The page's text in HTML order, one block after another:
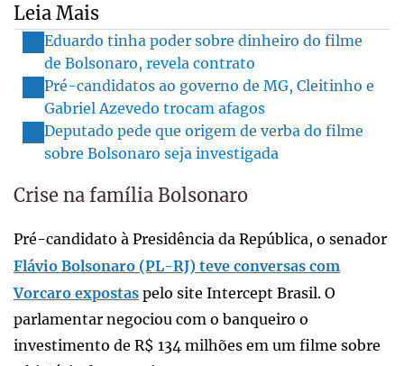
Leia Mais
Eduardo tinha poder sobre dinheiro do filme
de Bolsonaro, revela contrato
Pré-candidatos ao governo de MG, Cleitinho e
Gabriel Azevedo trocam afagos
Deputado pede que origem de verba do filme
sobre Bolsonaro seja investigada
Crise na família Bolsonaro
Pré-candidato à Presidência da República, o senador
Flávio Bolsonaro (PL-RJ) teve conversas com
Vorcaro expostas pelo site Intercept Brasil. O
parlamentar negociou com o banqueiro o
investimento de R$ 134 milhões em um filme sobre